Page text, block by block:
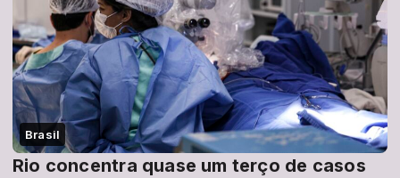
Brasil
Rio concentra quase um terço de casos